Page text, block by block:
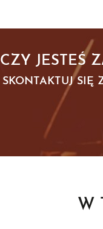
CZY JESTEŚ
SKONTAKTUJ
W